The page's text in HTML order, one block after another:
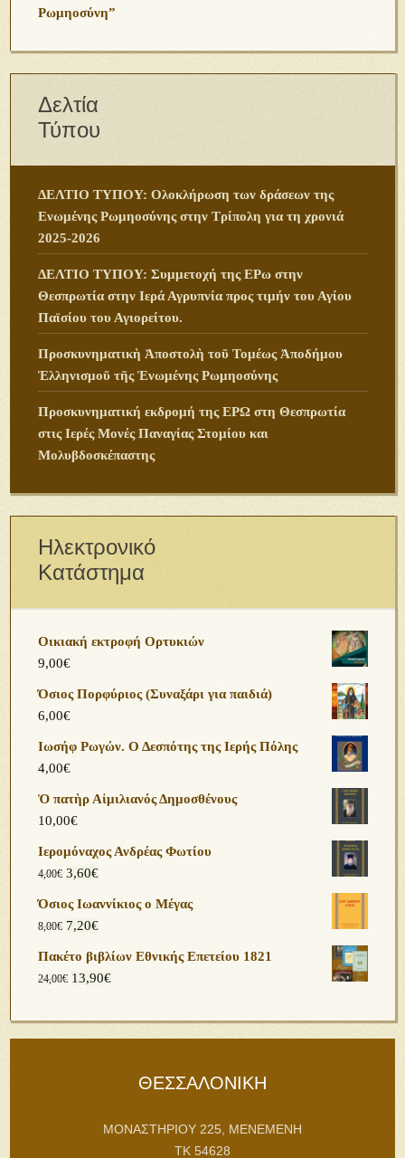
Ρωμηοσύνη”
Δελτία
Τύπου
ΔΕΛΤΙΟ ΤΥΠΟΥ: Ολοκλήρωση των δράσεων της
Ενωμένης Ρωμηοσύνης στην Τρίπολη για τη χρονιά
2025-2026
ΔΕΛΤΙΟ ΤΥΠΟΥ: Συμμετοχή της ΕΡω στην
Θεσπρωτία στην Ιερά Αγρυπνία προς τιμήν του Αγίου
Παϊσίου του Αγιορείτου.
Προσκυνηματικὴ Ἀποστολὴ τοῦ Τομέως Ἀποδήμου
Ἑλληνισμοῦ τῆς Ἑνωμένης Ρωμηοσύνης
Προσκυνηματική εκδρομή της ΕΡΩ στη Θεσπρωτία
στις Ιερές Μονές Παναγίας Στομίου και
Μολυβδοσκέπαστης
Ηλεκτρονικό
Κατάστημα
Οικιακή εκτροφή Ορτυκιών
9,00€
Όσιος Πορφύριος (Συναξάρι για παιδιά)
6,00€
Ιωσήφ Ρωγών. Ο Δεσπότης της Ιερής Πόλης
4,00€
Ὁ πατὴρ Αἰμιλιανός Δημοσθένους
10,00€
Ιερομόναχος Ανδρέας Φωτίου
4,00€ 3,60€
Όσιος Ιωαννίκιος ο Μέγας
8,00€ 7,20€
Πακέτο βιβλίων Εθνικής Επετείου 1821
24,00€ 13,90€
ΘΕΣΣΑΛΟΝΙΚΗ
ΜΟΝΑΣΤΗΡΙΟΥ 225, ΜΕΝΕΜΕΝΗ
ΤΚ 54628